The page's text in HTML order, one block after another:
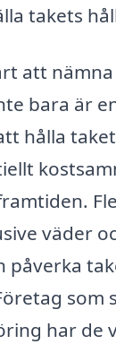
takets
att
bara är
hålla
väder
påverka
som
har de